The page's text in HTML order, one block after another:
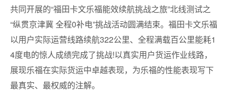
共同开展的“福田卡文乐福能效续航挑战之旅”北线测试之
“纵贯京津冀 全程0补电”挑战活动圆满结束。福田卡文乐福
以用户实际运营线路续航322公里、全程满载百公里能耗1
4度电的惊人成绩完成了挑战!以真实用户货运作业线路，
展现乐福在实际货运中卓越表现，为乐福的性能表现写下
最真实、最权威的注解。